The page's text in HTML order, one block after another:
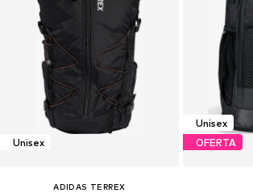
Unisex
ADIDAS TERREX
Unisex
OFERTA